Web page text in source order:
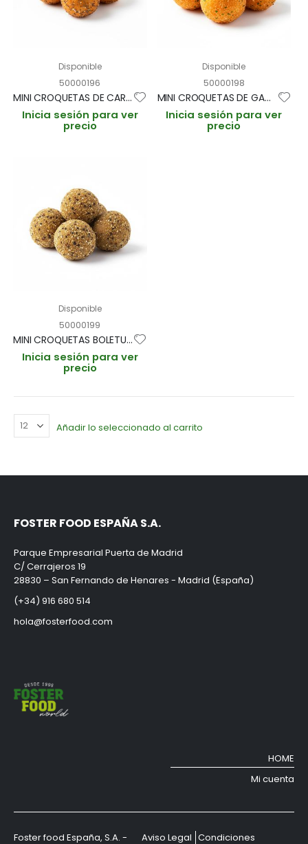
Disponible
50000196
MINI CROQUETAS DE CARABINERO "CROCON" 15gr / 3cm BANDEJA 1kg (CAJA 3 BANDEJAS 200und aprox)
Inicia sesión para ver
precio
Disponible
50000198
MINI CROQUETAS DE GAMBAS AL AJILLO 15gr BANDEJA 1kg (CAJA 3 BANDEJAS 200und aprox)
Inicia sesión para ver
precio
Disponible
50000199
MINI CROQUETAS BOLETUS "CROCON" 15g / 3cm BANDEJA 1kg (CAJA 3 BANDEJAS 200und aprox)
Inicia sesión para ver
precio
Añadir lo seleccionado al carrito
FOSTER FOOD ESPAÑA S.A.
Parque Empresarial Puerta de Madrid
C/ Cerrajeros 19
28830 – San Fernando de Henares - Madrid (España)
(+34) 916 680 514
hola@fosterfood.com
HOME
Mi cuenta
Foster food España, S.A. - Aviso Legal Condiciones